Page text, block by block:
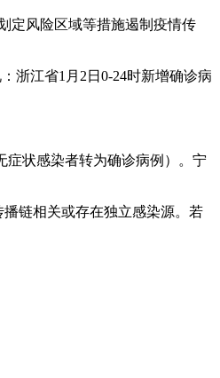
定风险区域等措施遏制疫情传
浙江省1月2日0-24时新增确诊病
症状感染者转为确诊病例）。宁
链相关或存在独立感染源。若